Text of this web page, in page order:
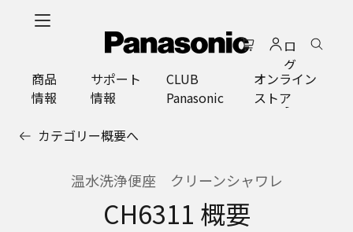
ロ
グ
イ
ン
商品
情報
サポート
情報
CLUB
Panasonic
オンライン
ストア
カテゴリー概要へ
温水洗浄便座 クリーンシャワレ
CH6311 概要